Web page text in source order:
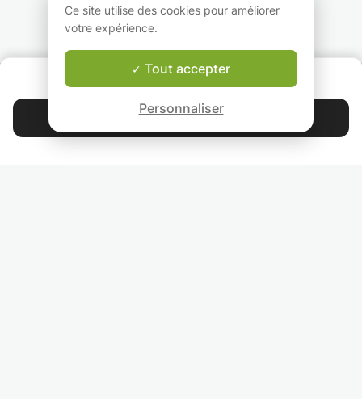
Garantie Le-Bon-Prof
Contacter Mélanie
4.9 44 397
Ce site utilise des cookies pour améliorer
votre expérience.
Tout accepter
Personnaliser